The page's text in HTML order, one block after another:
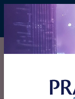
Bis zu 20 € Rabatt*